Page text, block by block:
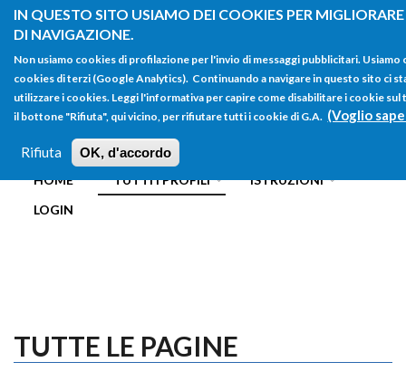
IN QUESTO SITO USIAMO DEI COOKIES PER
DI NAVIGAZIONE.
Non usiamo cookies di profilazione per l'invio di messaggi pubblicitari. Usiamo
cookies di terzi (Google Analytics). Continuando a navigare in questo sito ci
utilizzare i cookies. Leggi l'informativa per capire come disabilitare i cookie
il bottone "Rifiuta", qui vicino, per rifiutare tutti i cookie di G.A. (Voglio
Rifiuta OK, d'accordo
Salta al contenuto principale
FORM
DI
RICERCA
Main menu
HOME TUTTI I PROFILI
ISTRUZIONI
LOGIN
TUTTE LE PAGINE